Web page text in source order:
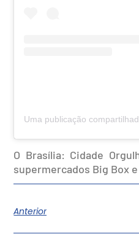
O Brasília: Cidade
supermercados Big Box e
Anterior